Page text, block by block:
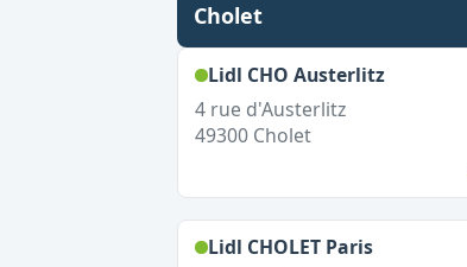
Cholet
Lidl CHO Austerlitz,
4 rue d'Austerlitz
49300 Cholet
Lidl CHOLET Paris,